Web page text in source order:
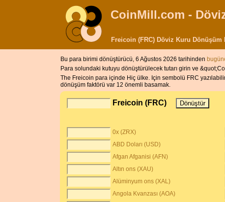
CoinMill.com -
Freicoin (FRC) Döviz Kuru Dönüşüm
Bu para birimi dönüştürücü, 6 Ağustos 2026 tarihinden
Para solundaki kutuyu dönüştürülecek tutarı girin ve
The Freicoin para içinde Hiç ülke. Için sembolü FRC
dönüşüm faktörü var 12 önemli basamak.
Freicoin (FRC)
0x (ZRX)
ABD Doları (USD)
Afgan Afganisi (AFN)
Altın ons (XAU)
Alüminyum ons (XAL)
Angola Kvanzası (AOA)